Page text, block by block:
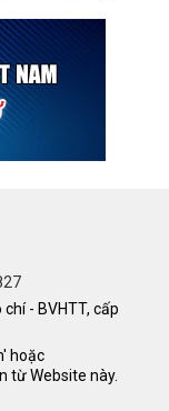
- BVHTT, cấp
hoặc
từ Website này.